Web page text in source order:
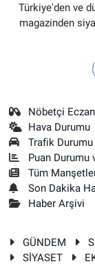
Türkiye'den ve
magazinden
Nöbetçi
Hava Durumu
Trafik Durumu
Puan Durumu
Tüm
Son Dakika
Haber Arşivi
GÜNDEM
SİYASET